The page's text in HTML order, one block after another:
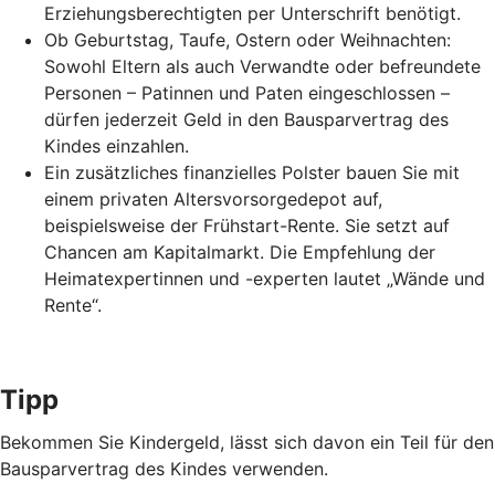
Erziehungsberechtigten per Unterschrift benötigt.
Ob Geburtstag, Taufe, Ostern oder Weihnachten:
Sowohl Eltern als auch Verwandte oder befreundete
Personen – Patinnen und Paten eingeschlossen –
dürfen jederzeit Geld in den Bausparvertrag des
Kindes einzahlen.
Ein zusätzliches finanzielles Polster bauen Sie mit
einem privaten Altersvorsorgedepot auf,
beispielsweise der Frühstart-Rente. Sie setzt auf
Chancen am Kapitalmarkt. Die Empfehlung der
Heimatexpertinnen und -experten lautet „Wände und
Rente“.
Tipp
Bekommen Sie Kindergeld, lässt sich davon ein Teil für den
Bausparvertrag des Kindes verwenden.